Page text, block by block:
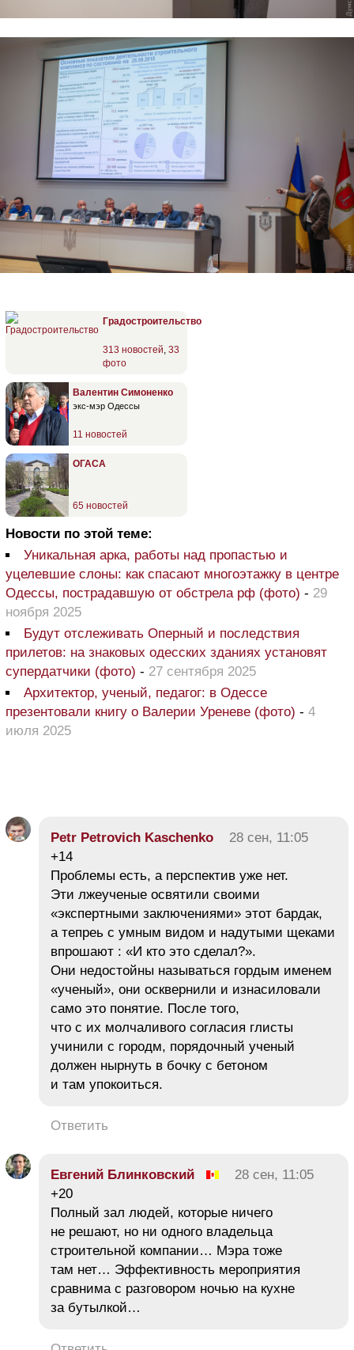
Градостроительство
313 новостей, 33
фото
Валентин Симоненко
экс-мэр Одессы
11 новостей
ОГАСА
65 новостей
Новости по этой теме:
Уникальная арка, работы над пропастью и
уцелевшие слоны: как спасают многоэтажку в центре
Одессы, пострадавшую от обстрела рф (фото) - 29
ноября 2025
Будут отслеживать Оперный и последствия
прилетов: на знаковых одесских зданиях установят
супердатчики (фото) - 27 сентября 2025
Архитектор, ученый, педагог: в Одессе
презентовали книгу о Валерии Уреневе (фото) - 4
июля 2025
Petr Petrovich Kaschenko
28 сен, 11:05
+14
Проблемы есть, а перспектив уже нет.
Эти лжеученые освятили своими
«экспертными заключениями» этот бардак,
а тепреь с умным видом и надутыми щеками
впрошают : «И кто это сделал?».
Они недостойны называться гордым именем
«ученый», они осквернили и изнасиловали
само это понятие. После того,
что с их молчаливого согласия глисты
учинили с городм, порядочный ученый
должен нырнуть в бочку с бетоном
и там упокоиться.
Ответить
Евгений Блинковский
28 сен, 11:05
+20
Полный зал людей, которые ничего
не решают, но ни одного владельца
строительной компании… Мэра тоже
там нет… Эффективность мероприятия
сравнима с разговором ночью на кухне
за бутылкой…